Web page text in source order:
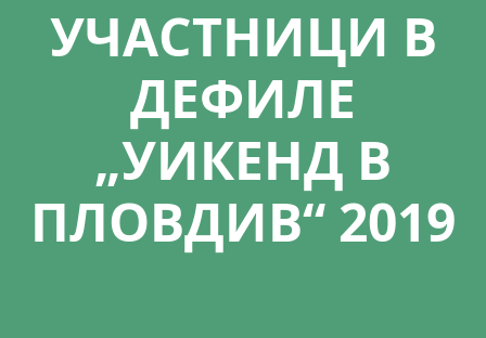
УЧАСТНИЦИ В
ДЕФИЛЕ
„УИКЕНД В
ПЛОВДИВ“ 2019